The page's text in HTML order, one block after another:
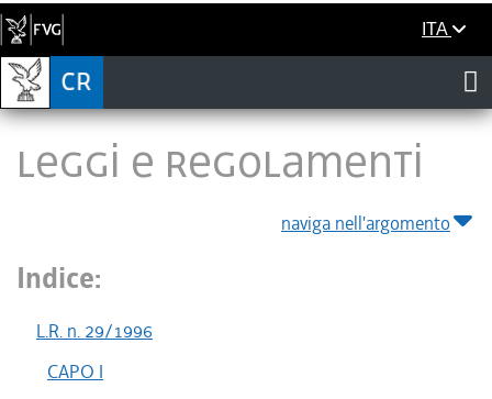
ITA
LEGGI E REGOLAMENTI
naviga nell'argomento
Indice:
L.R. n. 29/1996
CAPO I